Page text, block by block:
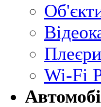
Плеєри
Wi-Fi